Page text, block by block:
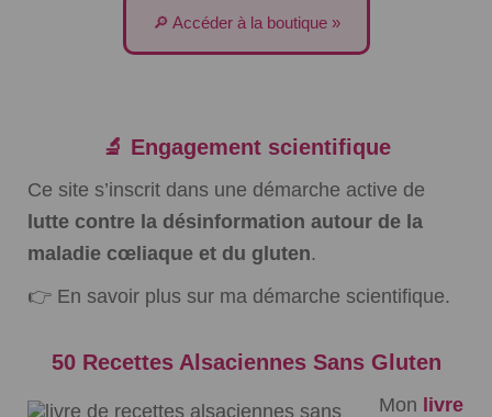
🔎 Accéder à la boutique »
🔬 Engagement scientifique
Ce site s’inscrit dans une démarche active de
lutte contre la désinformation autour de la
maladie cœliaque et du gluten.
👉 En savoir plus sur ma démarche scientifique.
50 Recettes Alsaciennes Sans Gluten
Mon livre